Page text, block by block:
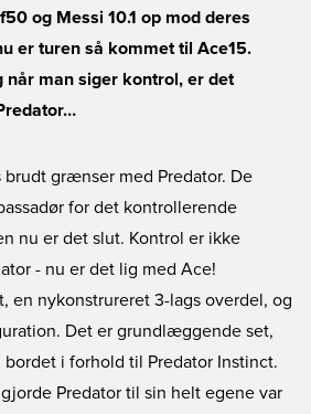
og Messi 10.1 op mod deres
er turen så kommet til Ace15.
når man siger kontrol, er det
brudt grænser med Predator. De
for det kontrollerende
nu er det slut. Kontrol er ikke
- nu er det lig med Ace!
en nykonstrureret 3-lags overdel, og
Det er grundlæggende set,
bordet i forhold til Predator Instinct.
Predator til sin helt egene var